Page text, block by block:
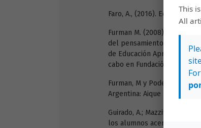
Faro, A., (2016). Educación.
Furman M. (2008).Ciencias
del pensamiento científico.
de Educación Aprender y
cabo en Fundación
Furman, M y Podestá, M.,
Argentina: Aique Educación.
Guirado, A.; Mazzitelli, C.;
los alumnos acerca de la
This
All